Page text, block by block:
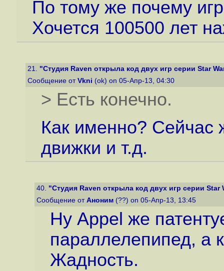
По тому же почему
Хочется 100500 лет
21. "Студия Raven открыла код двух игр серии Star
Сообщение от Vkni (ok) on 05-Апр-13, 04:30
> Есть конечно.
Как именно? Сейчас
движки и т.д.
40. "Студия Raven открыла код двух игр серии Star
Сообщение от Аноним (??) on 05-Апр-13, 13:45
Ну Appel же
параллелепипед, а
Жадность.